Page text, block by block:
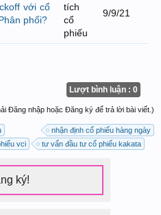
với cổ
phối?
tích
cổ
phiếu
9/9/21
Lượt bình luận : 0
Đăng nhập hoặc Đăng ký để trả lời bài viết.)
nhận định cổ phiếu hàng ngày
vci tư vấn đầu tư cổ phiếu kakata
ký!